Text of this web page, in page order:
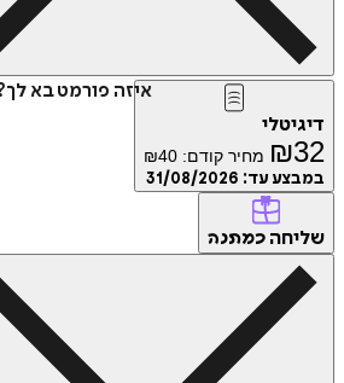
איזה פורמט בא
דיגיטלי
₪32 מחיר קודם: ₪40
במבצע עד: 31/08/2026
שליחה כמתנה